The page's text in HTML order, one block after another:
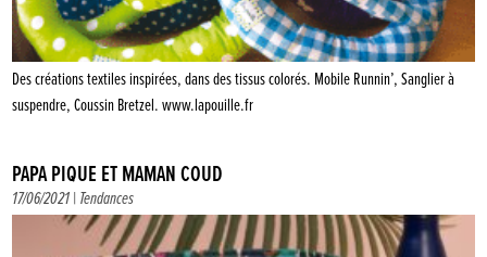
Des créations textiles inspirées, dans des tissus colorés. Mobile Runnin’, Sanglier à
suspendre, Coussin Bretzel. www.lapouille.fr
PAPA PIQUE ET MAMAN COUD
17/06/2021 |Tendances